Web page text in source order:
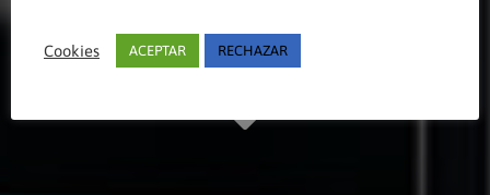
Manténgase al día
Cookies ACEPTAR RECHAZAR